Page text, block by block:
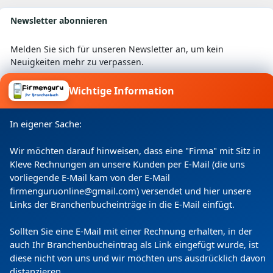
Newsletter abonnieren
Melden Sie sich für unseren Newsletter an, um kein
Neuigkeiten mehr zu verpassen.
Datenschutzerklärung zweckgebunden verarbeitet
Wichtige Information
In eigener Sache:
Wir möchten darauf hinweisen, dass eine "Firma" mit Sitz in
Kleve Rechnungen an unsere Kunden per E-Mail (die uns
vorliegende E-Mail kam von der E-Mail
firmenguruonline@gmail.com) versendet und hier unsere
Links der Branchenbucheinträge in die E-Mail einfügt.
Sollten Sie eine E-Mail mit einer Rechnung erhalten, in der
auch Ihr Branchenbucheintrag als Link eingefügt wurde, ist
diese nicht von uns und wir möchten uns ausdrücklich davon